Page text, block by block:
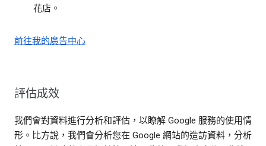
花店。
前往我的廣告中心
評估成效
我們會對資料進行分析和評估，以瞭解 Google 服務的使用情
形。比方說，我們會分析您在 Google 網站的造訪資料，分析